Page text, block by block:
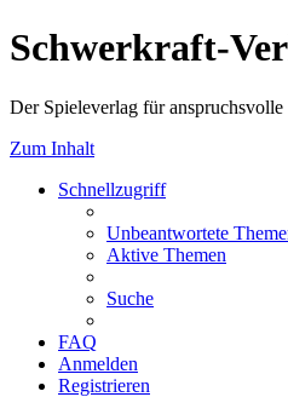
Schwerkraft-
Der Spieleverlag für anspruchsvolle
Zum Inhalt
Schnellzugriff
Unbeantwortete
Aktive Themen
Suche
FAQ
Anmelden
Registrieren